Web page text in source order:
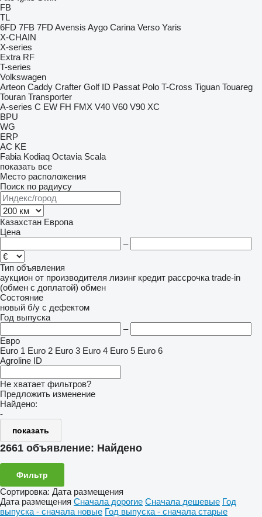
FB
TL
6FD 7FB 7FD Avensis Aygo Carina Verso Yaris
X-CHAIN
X-series
Extra RF
T-series
Volkswagen
Arteon Caddy Crafter Golf ID Passat Polo T-Cross Tiguan Touareg
Touran Transporter
A-series C EW FH FMX V40 V60 V90 XC
BPU
WG
ERP
AC KE
Fabia Kodiaq Octavia Scala
показать все
Место расположения
Поиск по радиусу
Казахстан Европа
Цена
–
Тип объявления
аукцион от производителя лизинг кредит рассрочка trade-in
(обмен с доплатой) обмен
Состояние
новый б/у с дефектом
Год выпуска
–
Евро
Euro 1 Euro 2 Euro 3 Euro 4 Euro 5 Euro 6
Agroline ID
Не хватает фильтров?
Предложить изменение
Найдено:
-
показать
2661 объявление: Найдено
Фильтр
Сортировка: Дата размещения
Дата размещения Сначала дорогие Сначала дешевые Год
выпуска - сначала новые Год выпуска - сначала старые